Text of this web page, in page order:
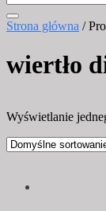
Strona główna /
wiertło
Wyświetlanie